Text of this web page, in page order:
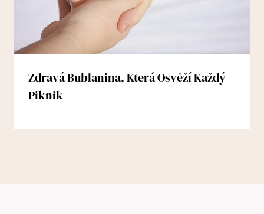
Zdravá Bublanina, Která Osvěží Každý
Piknik